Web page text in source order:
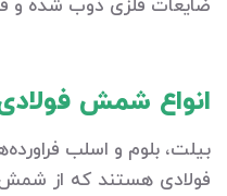
ضایعات فلزی ذوب شده و
انواع شمش
بیلت، بلوم و اسلب
فولادی هستند که از